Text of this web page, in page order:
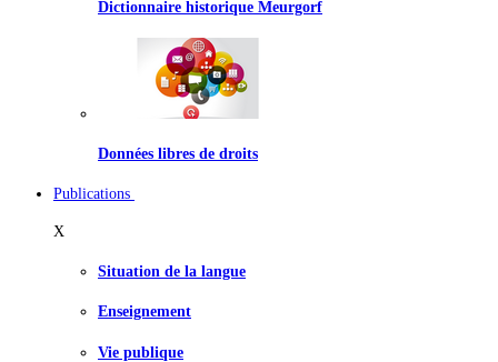
Dictionnaire historique Meurgorf
Données libres de droits
Publications
X
Situation de la langue
Enseignement
Vie publique